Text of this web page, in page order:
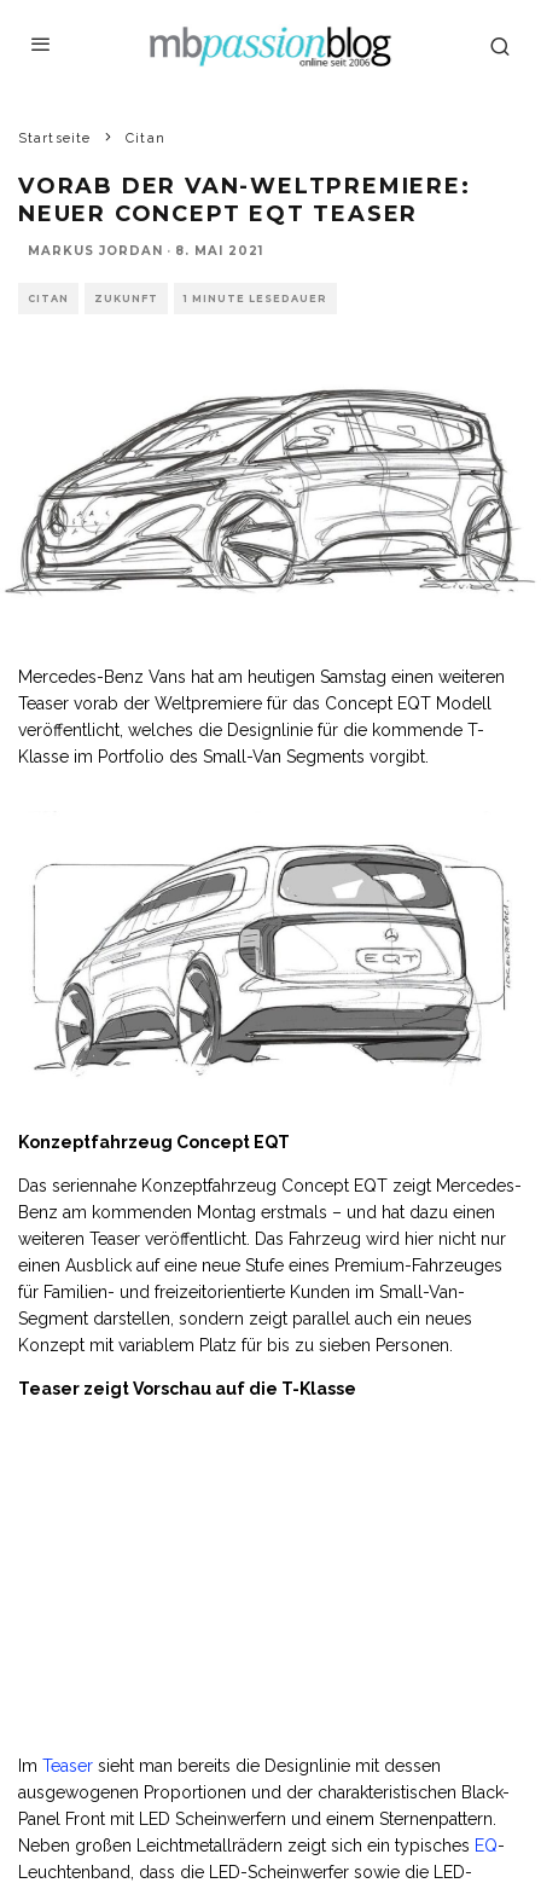
Startseite Citan
VORAB DER VAN-WELTPREMIERE:
NEUER CONCEPT EQT TEASER
MARKUS JORDAN · 8. MAI 2021
CITAN ZUKUNFT 1 MINUTE LESEDAUER
Mercedes-Benz Vans hat am heutigen Samstag einen weiteren
Teaser vorab der Weltpremiere für das Concept EQT Modell
veröffentlicht, welches die Designlinie für die kommende T-
Klasse im Portfolio des Small-Van Segments vorgibt.
Konzeptfahrzeug Concept EQT
Das seriennahe Konzeptfahrzeug Concept EQT zeigt Mercedes-
Benz am kommenden Montag erstmals – und hat dazu einen
weiteren Teaser veröffentlicht. Das Fahrzeug wird hier nicht nur
einen Ausblick auf eine neue Stufe eines Premium-Fahrzeuges
für Familien- und freizeitorientierte Kunden im Small-Van-
Segment darstellen, sondern zeigt parallel auch ein neues
Konzept mit variablem Platz für bis zu sieben Personen.
Teaser zeigt Vorschau auf die T-Klasse
Im Teaser sieht man bereits die Designlinie mit dessen
ausgewogenen Proportionen und der charakteristischen Black-
Panel Front mit LED Scheinwerfern und einem Sternenpattern.
Neben großen Leichtmetallrädern zeigt sich ein typisches EQ-
Leuchtenband, dass die LED-Scheinwerfer sowie die LED-